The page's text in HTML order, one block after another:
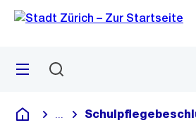
Navigation
Sprunglink
Menü
Deutsch
Blende alle Breadcrumbs ein